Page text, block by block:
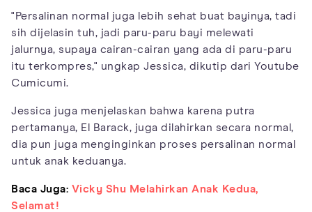
"Persalinan normal juga lebih sehat buat bayinya, tadi
sih dijelasin tuh, jadi paru-paru bayi melewati
jalurnya, supaya cairan-cairan yang ada di paru-paru
itu terkompres," ungkap Jessica, dikutip dari Youtube
Cumicumi.
Jessica juga menjelaskan bahwa karena putra
pertamanya, El Barack, juga dilahirkan secara normal,
dia pun juga menginginkan proses persalinan normal
untuk anak keduanya.
Baca Juga: Vicky Shu Melahirkan Anak Kedua,
Selamat!